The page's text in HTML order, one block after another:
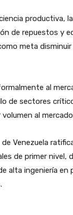
productiva,
de repuestos y
meta
al
de sectores
al
Venezuela
de primer nivel,
alta ingeniería en